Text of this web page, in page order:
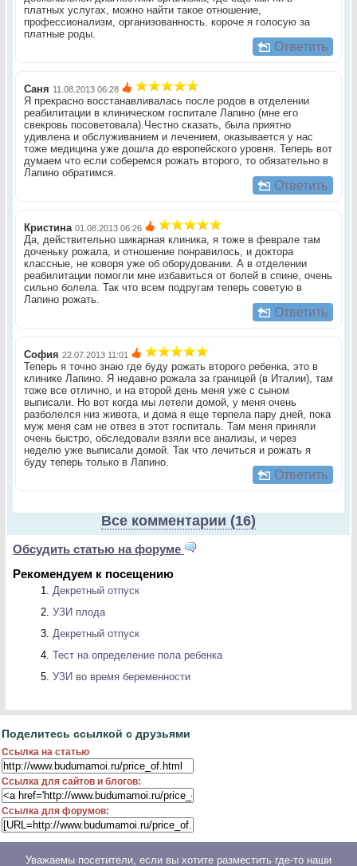
платных услугах, можно найти такое отношение,
профессионализм, организованность. короче я голосую за
платные роды.
Ответить
Саня 11.08.2013 06:28
Я прекрасно восстанавливалась после родов в отделении
реабилитации в клиническом госпитале Лапино (мне его
свекровь посоветовала).Честно сказать, была приятно
удивлена и обслуживанием и лечением, оказывается у нас
тоже медицина уже дошла до европейского уровня. Теперь вот
думаем что если соберемся рожать второго, то обязательно в
Лапино обратимся.
Ответить
Кристина 01.08.2013 06:26
Да, действительно шикарная клиника, я тоже в феврале там
доченьку рожала, и отношение понравилось, и доктора
классные, не коворя уже об оборудовании. А в отделении
реабилитации помогли мне избавиться от болей в спине, очень
сильно болела. Так что всем подругам теперь советую в
Лапино рожать.
Ответить
София 22.07.2013 11:01
Теперь я точно знаю где буду рожать второго ребенка, это в
клинике Лапино. Я недавно рожала за границей (в Италии), там
тоже все отлично, и на второй день меня уже с сыном
выписали. Но вот когда мы летели домой, у меня очень
разболелся низ живота, и дома я еще терпела пару дней, пока
муж меня сам не отвез в этот госпиталь. Там меня приняли
очень быстро, обследовали взяли все анализы, и через
неделю уже выписали домой. Так что лечиться и рожать я
буду теперь только в Лапино.
Ответить
Все комментарии (16)
Обсудить статью на форуме
Рекомендуем к посещению
Декретный отпуск
УЗИ плода
Декретный отпуск
Тест на определение пола ребенка
УЗИ во время беременности
Поделитесь ссылкой с друзьями
Ссылка на статью
Ссылка для сайтов и блогов:
Ссылка для форумов:
Уважаемы посетители, если вы хотите разместить где-то наши